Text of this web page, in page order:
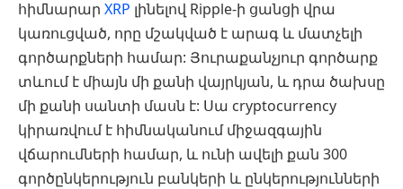
հիմնարար XRP լինելով Ripple-ի ցանցի վրա
կառուցված, որը մշակված է արագ և մատչելի
գործարքների համար: Յուրաքանչյուր գործարք
տևում է միայն մի քանի վայրկյան, և դրա ծախսը
մի քանի սանտի մասն է: Սա cryptocurrency
կիրառվում է հիմնականում միջազգային
վճարումների համար, և ունի ավելի քան 300
գործընկերություն բանկերի և ընկերությունների